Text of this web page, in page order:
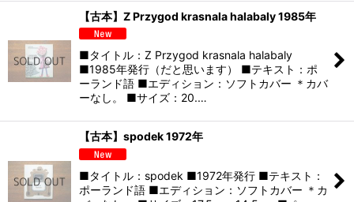
【古本】Z Przygod krasnala halabaly 1985年
■タイトル：Z Przygod krasnala halabaly
■1985年発行（だと思います） ■テキスト：ポ
ーランド語 ■エディション：ソフトカバー ＊カバ
ーなし。 ■サイズ：20.…
【古本】spodek 1972年
■タイトル：spodek ■1972年発行 ■テキスト：
ポーランド語 ■エディション：ソフトカバー ＊カ